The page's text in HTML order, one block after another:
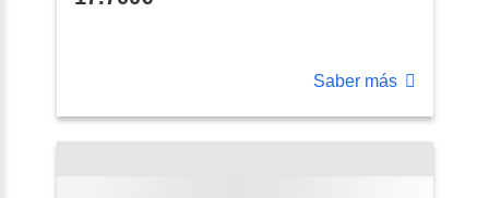
Saber más